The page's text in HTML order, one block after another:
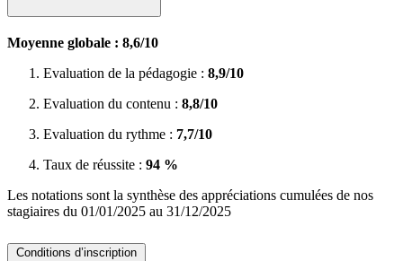
Moyenne globale : 8,6/10
Evaluation de la pédagogie : 8,9/10
Evaluation du contenu : 8,8/10
Evaluation du rythme : 7,7/10
Taux de réussite : 94 %
Les notations sont la synthèse des appréciations cumulées de nos
stagiaires du 01/01/2025 au 31/12/2025
Conditions d’inscription